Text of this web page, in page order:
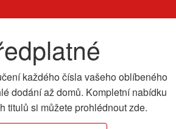
každého čísla vašeho oblíbeného
dodání až domů. Kompletní nabídku
titulů si můžete prohlédnout zde.